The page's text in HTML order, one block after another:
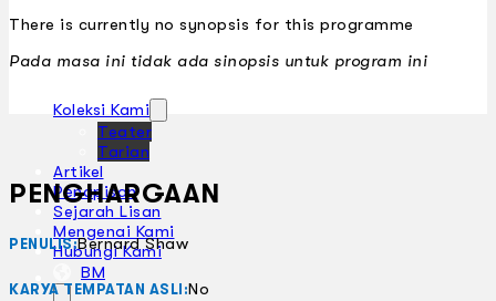
Koleksi Kami
Teater
Tarian
Artikel
Penapisan
Sejarah Lisan
Mengenai Kami
Hubungi Kami
BM
There is currently no synopsis for this programme
Pada masa ini tidak ada sinopsis untuk program ini
PENGHARGAAN
PENULIS:Bernard Shaw
KARYA TEMPATAN ASLI:No